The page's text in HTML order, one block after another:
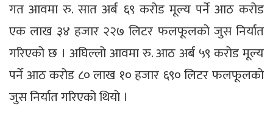
गत आवमा रु. सात अर्ब ६९ करोड मूल्य पर्ने आठ करोड
एक लाख ३४ हजार २२७ लिटर फलफूलको जुस निर्यात
गरिएको छ । अघिल्लो आवमा रु. आठ अर्ब ५९ करोड मूल्य
पर्ने आठ करोड ८० लाख १० हजार ६९० लिटर फलफूलको
जुस निर्यात गरिएको थियो ।